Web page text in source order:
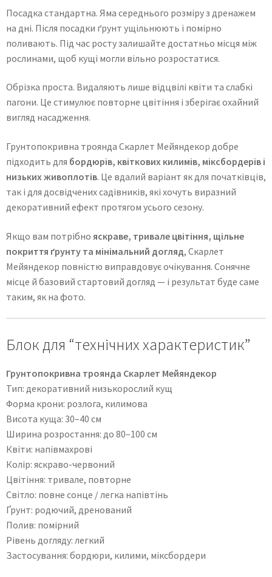
Посадка стандартна. Яма середнього розміру з дренажем
на дні. Після посадки ґрунт ущільнюють і помірно
поливають. Під час росту залишайте достатньо місця між
рослинами, щоб кущі могли вільно розростатися.
Обрізка проста. Видаляють лише відцвілі квіти та слабкі
пагони. Це стимулює повторне цвітіння і зберігає охайний
вигляд насадження.
Грунтопокривна троянда Скарлет Мейяндекор добре
підходить для бордюрів, квіткових килимів, міксбордерів і
низьких живоплотів. Це вдалий варіант як для початківців,
так і для досвідчених садівників, які хочуть виразний
декоративний ефект протягом усього сезону.
Якщо вам потрібно яскраве, тривале цвітіння, щільне
покриття ґрунту та мінімальний догляд, Скарлет
Мейяндекор повністю виправдовує очікування. Сонячне
місце й базовий стартовий догляд — і результат буде саме
таким, як на фото.
Блок для “технічних характеристик”
Грунтопокривна троянда Скарлет Мейяндекор
Тип: декоративний низькорослий кущ
Форма крони: розлога, килимова
Висота куща: 30–40 см
Ширина розростання: до 80–100 см
Квіти: напівмахрові
Колір: яскраво-червоний
Цвітіння: тривале, повторне
Світло: повне сонце / легка напівтінь
Ґрунт: родючий, дренований
Полив: помірний
Рівень догляду: легкий
Застосування: бордюри, килими, міксбордери